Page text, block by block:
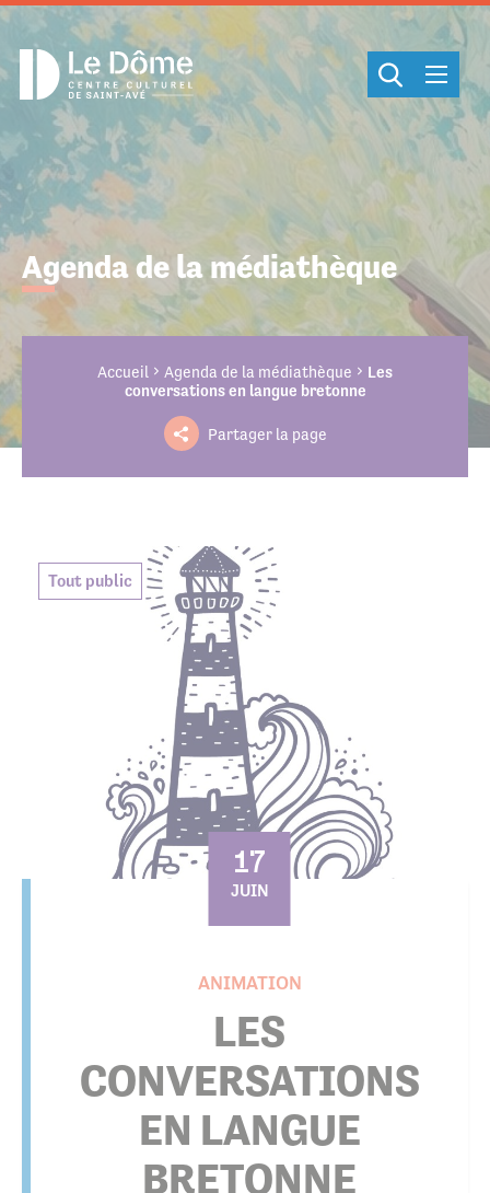
Agenda de la médiathèque
Accueil Agenda de la médiathèque
Les
conversations en langue bretonne
Partager la page
Tout public
17
JUIN
ANIMATION
LES
CONVERSATIONS
EN LANGUE
BRETONNE
Cookies management panel